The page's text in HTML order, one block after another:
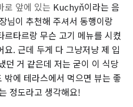
로 앞에 있는 Kuchyň이라는 음
님이 추천해 주셔서 동행이랑
타르랑 무슨 고기 메뉴를 시켰
. 근데 두게 다 그냥저냥 제 입
던 거 같은데 저는 굳이 이 식당
에 테라스에서 먹으면 뷰는 좋
정도라고 생각해요!